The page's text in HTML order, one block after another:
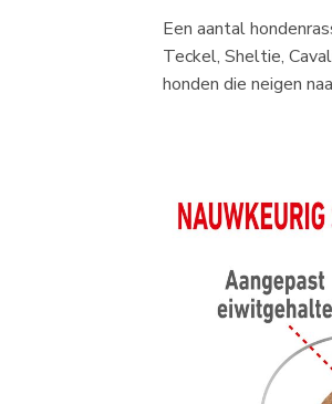
Een aantal
Teckel, Sheltie,
honden die neigen